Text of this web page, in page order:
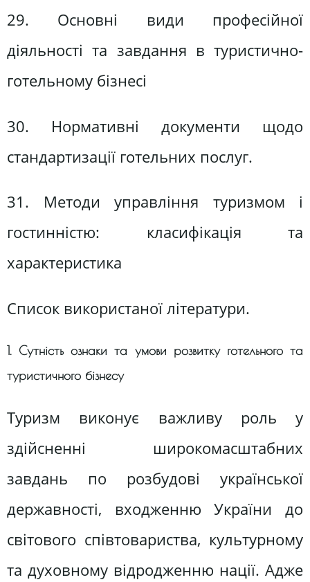
29. Основні види професійної
діяльності та завдання в туристично-
готельному бізнесі
30. Нормативні документи щодо
стандартизації готельних послуг.
31. Методи управління туризмом і
гостинністю: класифікація та
характеристика
Список використаної літератури.
1. Сутність ознаки та умови розвитку готельного та
туристичного бізнесу
Туризм виконує важливу роль у
здійсненні широкомасштабних
завдань по розбудові української
державності, входженню України до
світового співтовариства, культурному
та духовному відродженню нації. Адже